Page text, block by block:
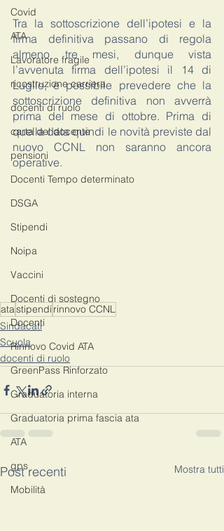
Covid
ATA
Lavoratore fragile
ricostruzione carriera
docenti di ruolo
carta del docente
pensioni
Docenti Tempo determinato
DSGA
Stipendi
Noipa
Vaccini
Docenti di sostegno
Docenti
Rinnovo Covid ATA
GreenPass Rinforzato
Graduatoria interna
Graduatoria prima fascia ata
ATA
gps
Mobilità
Tra la sottoscrizione dell’ipotesi e la
firma definitiva passano di regola
almeno tre mesi, dunque vista
l’avvenuta firma dell’ipotesi il 14 di
Luglio, è possibile prevedere che la
sottoscrizione definitiva non avverrà
prima del mese di ottobre. Prima di
quella data quindi le novità previste dal
nuovo CCNL non saranno ancora
operative.
atastipendi rinnovo CCNL
Sindacati
Scuola
docenti di ruolo
Post recenti Mostra tutti